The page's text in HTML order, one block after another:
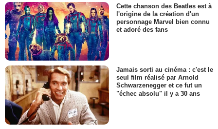
Cette chanson des Beatles est à
l'origine de la création d'un
personnage Marvel bien connu
et adoré des fans
Jamais sorti au cinéma : c'est le
seul film réalisé par Arnold
Schwarzenegger et ce fut un
"échec absolu" il y a 30 ans